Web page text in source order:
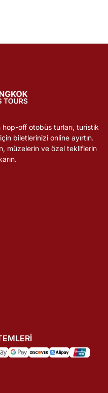
off otobüs turları, turistik
biletlerinizi online ayırtın.
müzelerin ve özel tekliflerin